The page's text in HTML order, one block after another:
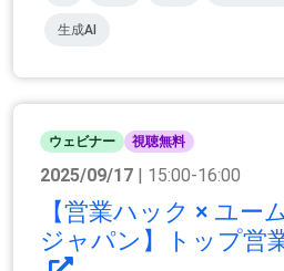
生成AI
ウェビナー 視聴無料
2025/09/17 | 15:00-16:00
【営業ハック × ユー
ジャパン】トップ営